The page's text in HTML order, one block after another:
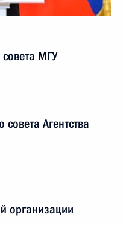
совета МГУ
Агентства
организации